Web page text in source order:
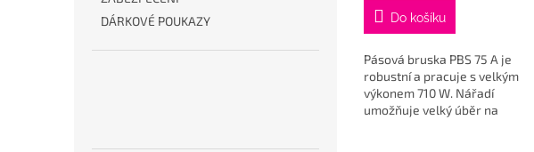
DÁRKOVÉ POUKAZY
Do košíku
Pásová bruska PBS 75 A je
robustní a pracuje s velkým
výkonem 710 W. Nářadí
umožňuje velký úběr na